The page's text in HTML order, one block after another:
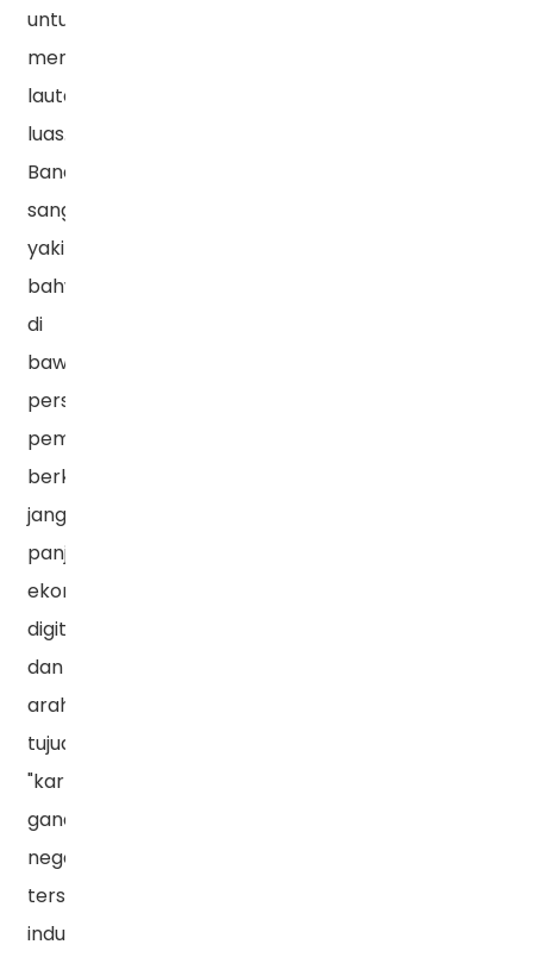
untuk
menyeberangi
lautan
luas.
Banatton
sangat
yakin
bahwa
di
bawah
persyaratan
pembangunan
berkelanjutan
jangka
panjang
ekonomi
digital
dan
arahan
tujuan
"karbon
ganda"
negara
tersebut,
industri